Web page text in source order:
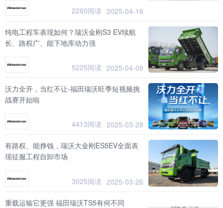
2260阅读 2025-04-16
纯电工程车表现如何？瑞沃金刚S3 EV续航
长、路权广、能下地库动力强
5225阅读 2025-04-09
沃力全开，当红不让-福田瑞沃旺季短视频挑
战赛开始啦
4413阅读 2025-03-28
有路权、能挣钱，瑞沃大金刚ES5EV全面表
现征服工程自卸市场
3025阅读 2025-03-26
重载运输它更强 福田瑞沃TS5有何不同